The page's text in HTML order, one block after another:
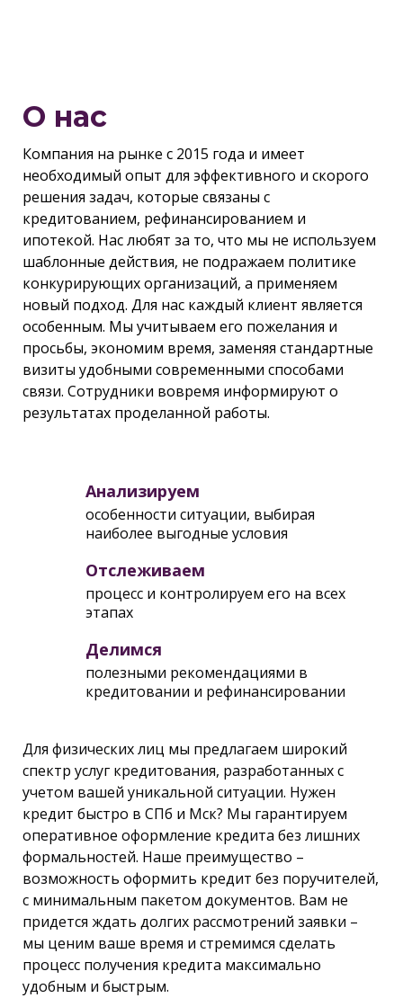
О нас
Компания на рынке с 2015 года и имеет
необходимый опыт для эффективного и скорого
решения задач, которые связаны с
кредитованием, рефинансированием и
ипотекой. Нас любят за то, что мы не используем
шаблонные действия, не подражаем политике
конкурирующих организаций, а применяем
новый подход. Для нас каждый клиент является
особенным. Мы учитываем его пожелания и
просьбы, экономим время, заменяя стандартные
визиты удобными современными способами
связи. Сотрудники вовремя информируют о
результатах проделанной работы.
Анализируем
особенности ситуации, выбирая
наиболее выгодные условия
Отслеживаем
процесс и контролируем его на всех
этапах
Делимся
полезными рекомендациями в
кредитовании и рефинансировании
Для физических лиц мы предлагаем широкий
спектр услуг кредитования, разработанных с
учетом вашей уникальной ситуации. Нужен
кредит быстро в СПб и Мск? Мы гарантируем
оперативное оформление кредита без лишних
формальностей. Наше преимущество –
возможность оформить кредит без поручителей,
с минимальным пакетом документов. Вам не
придется ждать долгих рассмотрений заявки –
мы ценим ваше время и стремимся сделать
процесс получения кредита максимально
удобным и быстрым.